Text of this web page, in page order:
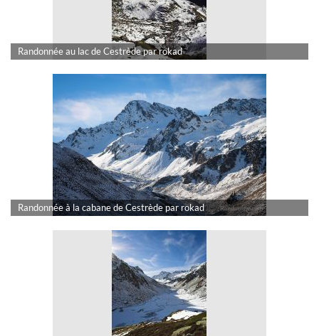
Randonnée au lac de Cestrède par rokad
Randonnée à la cabane de Cestrède par rokad